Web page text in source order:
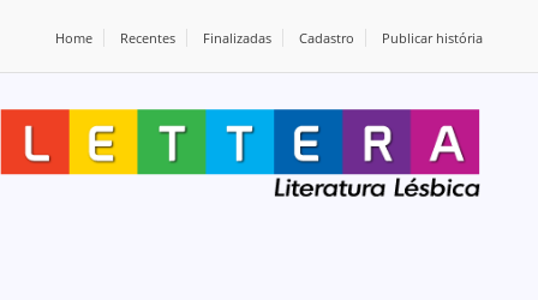
Home Recentes Finalizadas Cadastro Publicar história